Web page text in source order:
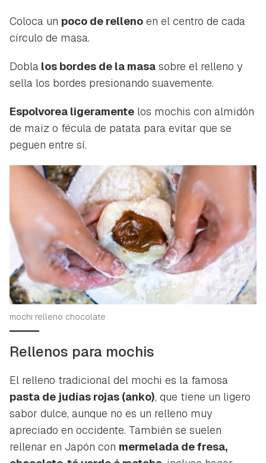
Coloca un poco de relleno en el centro de cada
círculo de masa.
Dobla los bordes de la masa sobre el relleno y
sella los bordes presionando suavemente.
Espolvorea ligeramente los mochis con almidón
de maíz o fécula de patata para evitar que se
peguen entre sí.
mochi relleno chocolate
Rellenos para mochis
El relleno tradicional del mochi es la famosa
pasta de judías rojas (anko), que tiene un ligero
sabor dulce, aunque no es un relleno muy
apreciado en occidente. También se suelen
rellenar en Japón con mermelada de fresa,